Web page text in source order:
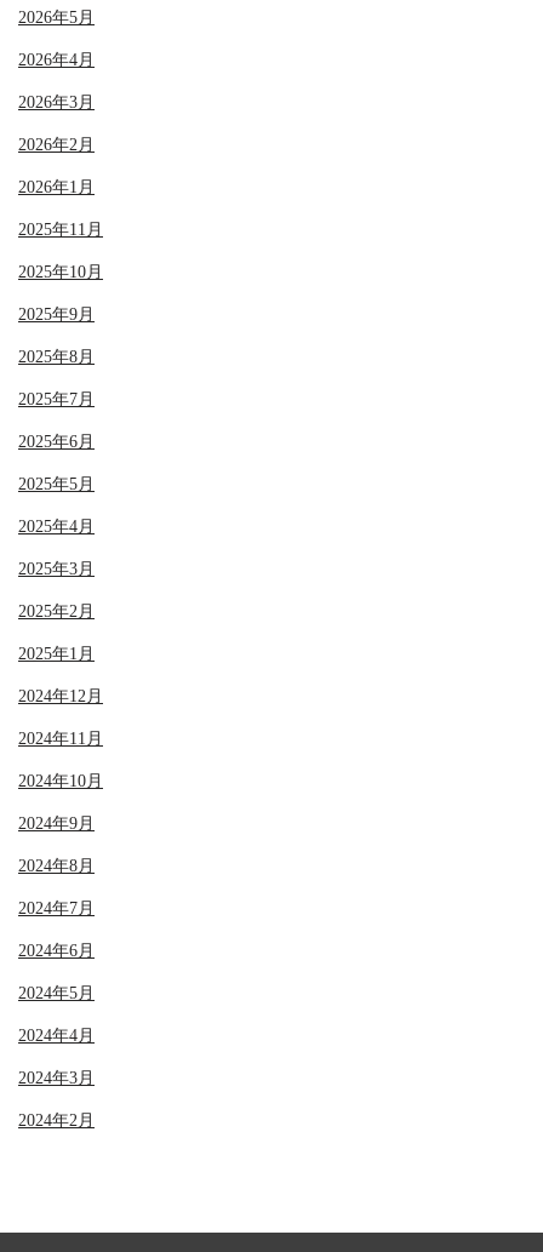
2026年5月
2026年4月
2026年3月
2026年2月
2026年1月
2025年11月
2025年10月
2025年9月
2025年8月
2025年7月
2025年6月
2025年5月
2025年4月
2025年3月
2025年2月
2025年1月
2024年12月
2024年11月
2024年10月
2024年9月
2024年8月
2024年7月
2024年6月
2024年5月
2024年4月
2024年3月
2024年2月